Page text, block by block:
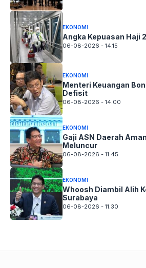
EKONOMI
Angka Kepuasan Haji
06-08-2026 - 14.15
EKONOMI
Menteri Keuangan
Defisit
06-08-2026 - 14.00
EKONOMI
Gaji ASN Daerah
Meluncur
06-08-2026 - 11.45
EKONOMI
Whoosh Diambil Alih
Surabaya
06-08-2026 - 11.30